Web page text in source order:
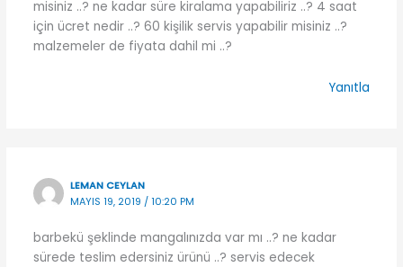
misiniz ..? ne kadar süre kiralama yapabiliriz ..? 4 saat
için ücret nedir ..? 60 kişilik servis yapabilir misiniz ..?
malzemeler de fiyata dahil mi ..?
Yanıtla
LEMAN CEYLAN
MAYIS 19, 2019 / 10:20 PM
barbekü şeklinde mangalınızda var mı ..? ne kadar
sürede teslim edersiniz ürünü ..? servis edecek